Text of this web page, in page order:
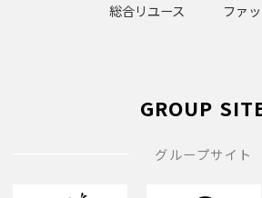
総合リユース ファ
GROUP
グループサイト